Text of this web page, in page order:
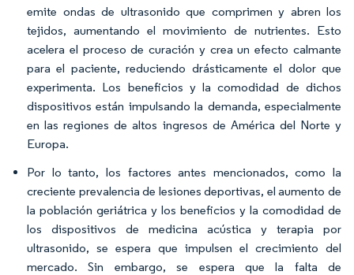
emite ondas de ultrasonido que comprimen y abren los
tejidos, aumentando el movimiento de nutrientes. Esto
acelera el proceso de curación y crea un efecto calmante
para el paciente, reduciendo drásticamente el dolor que
experimenta. Los beneficios y la comodidad de dichos
dispositivos están impulsando la demanda, especialmente
en las regiones de altos ingresos de América del Norte y
Europa.
Por lo tanto, los factores antes mencionados, como la
creciente prevalencia de lesiones deportivas, el aumento de
la población geriátrica y los beneficios y la comodidad de
los dispositivos de medicina acústica y terapia por
ultrasonido, se espera que impulsen el crecimiento del
mercado. Sin embargo, se espera que la falta de